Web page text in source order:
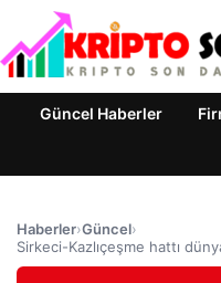
Güncel Haberler
Haberler›Güncel›
Sirkeci-Kazlıçeşme hattı